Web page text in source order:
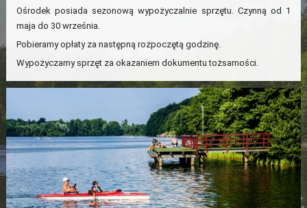
Ośrodek posiada sezonową wypożyczalnie sprzętu. Czynną od 1
maja do 30 września.
Pobieramy opłaty za następną rozpoczętą godzinę.
Wypożyczamy sprzęt za okazaniem dokumentu tożsamości.